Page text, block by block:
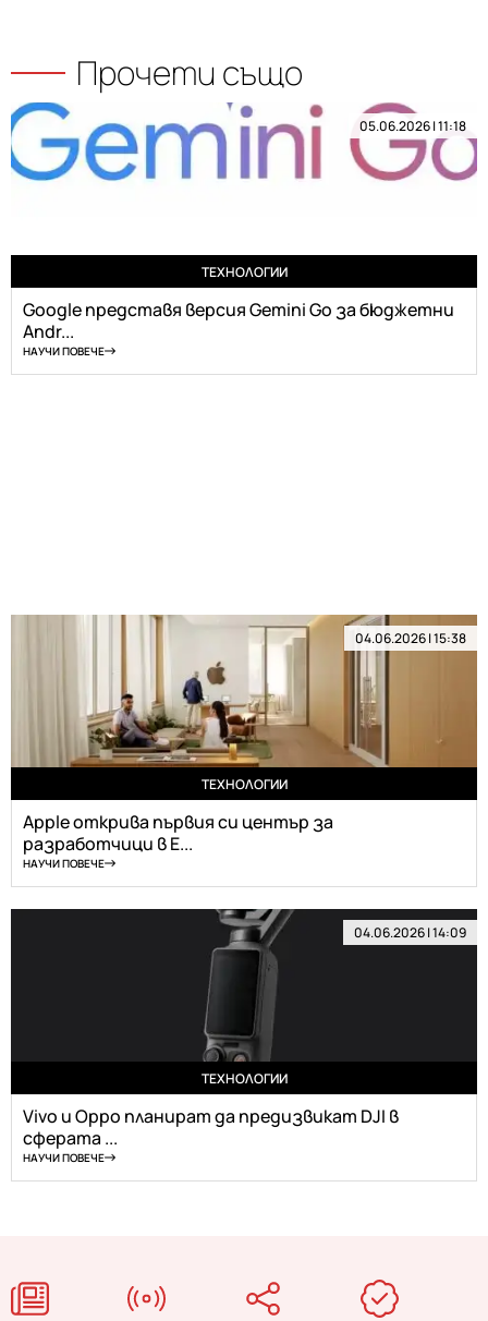
Прочети също
05.06.2026 | 11:18
ТЕХНОЛОГИИ
Google представя версия Gemini Go за бюджетни
Andr...
НАУЧИ ПОВЕЧЕ
04.06.2026 | 15:38
ТЕХНОЛОГИИ
Apple открива първия си център за
разработчици в Е...
НАУЧИ ПОВЕЧЕ
04.06.2026 | 14:09
ТЕХНОЛОГИИ
Vivo и Oppo планират да предизвикат DJI в
сферата ...
НАУЧИ ПОВЕЧЕ